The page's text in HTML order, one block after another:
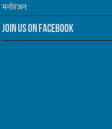
मनोरंजन
Join us on Facebook